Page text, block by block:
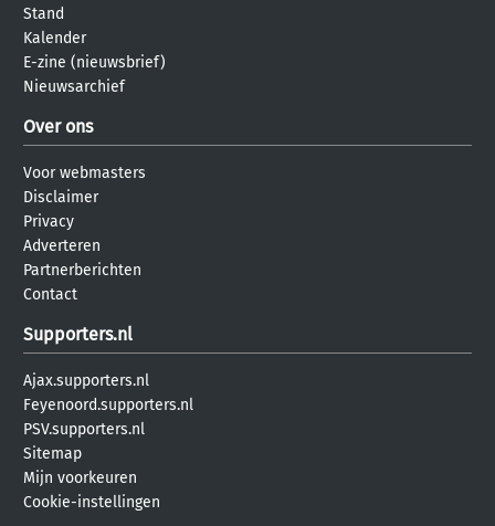
Stand
Kalender
E-zine (nieuwsbrief)
Nieuwsarchief
Over ons
Voor webmasters
Disclaimer
Privacy
Adverteren
Partnerberichten
Contact
Supporters.nl
Ajax.supporters.nl
Feyenoord.supporters.nl
PSV.supporters.nl
Sitemap
Mijn voorkeuren
Cookie-instellingen